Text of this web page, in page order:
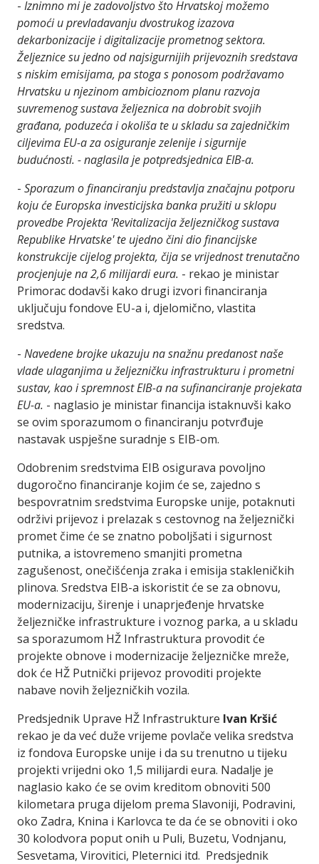
- Iznimno mi je zadovoljstvo što Hrvatskoj možemo
pomoći u prevladavanju dvostrukog izazova
dekarbonizacije i digitalizacije prometnog sektora.
Željeznice su jedno od najsigurnijih prijevoznih sredstava
s niskim emisijama, pa stoga s ponosom podržavamo
Hrvatsku u njezinom ambicioznom planu razvoja
suvremenog sustava željeznica na dobrobit svojih
građana, poduzeća i okoliša te u skladu sa zajedničkim
ciljevima EU-a za osiguranje zelenije i sigurnije
budućnosti. - naglasila je potpredsjednica EIB-a.
- Sporazum o financiranju predstavlja značajnu potporu
koju će Europska investicijska banka pružiti u sklopu
provedbe Projekta 'Revitalizacija željezničkog sustava
Republike Hrvatske' te ujedno čini dio financijske
konstrukcije cijelog projekta, čija se vrijednost trenutačno
procjenjuje na 2,6 milijardi eura. - rekao je ministar
Primorac dodavši kako drugi izvori financiranja
uključuju fondove EU-a i, djelomično, vlastita
sredstva.
- Navedene brojke ukazuju na snažnu predanost naše
vlade ulaganjima u željezničku infrastrukturu i prometni
sustav, kao i spremnost EIB-a na sufinanciranje projekata
EU-a. - naglasio je ministar financija istaknuvši kako
se ovim sporazumom o financiranju potvrđuje
nastavak uspješne suradnje s EIB-om.
Odobrenim sredstvima EIB osigurava povoljno
dugoročno financiranje kojim će se, zajedno s
bespovratnim sredstvima Europske unije, potaknuti
održivi prijevoz i prelazak s cestovnog na željeznički
promet čime će se znatno poboljšati i sigurnost
putnika, a istovremeno smanjiti prometna
zagušenost, onečišćenja zraka i emisija stakleničkih
plinova. Sredstva EIB-a iskoristit će se za obnovu,
modernizaciju, širenje i unaprjeđenje hrvatske
željezničke infrastrukture i voznog parka, a u skladu
sa sporazumom HŽ Infrastruktura provodit će
projekte obnove i modernizacije željezničke mreže,
dok će HŽ Putnički prijevoz provoditi projekte
nabave novih željezničkih vozila.
Predsjednik Uprave HŽ Infrastrukture Ivan Kršić
rekao je da već duže vrijeme povlače velika sredstva
iz fondova Europske unije i da su trenutno u tijeku
projekti vrijedni oko 1,5 milijardi eura. Nadalje je
naglasio kako će se ovim kreditom obnoviti 500
kilometara pruga dijelom prema Slavoniji, Podravini,
oko Zadra, Knina i Karlovca te da će se obnoviti i oko
30 kolodvora poput onih u Puli, Buzetu, Vodnjanu,
Sesvetama, Virovitici, Pleternici itd. Predsjednik